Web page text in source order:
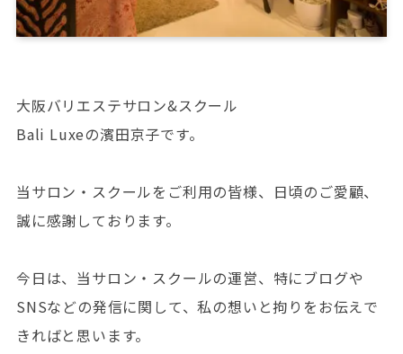
大阪バリエステサロン&スクール
Bali Luxeの濱田京子です。
当サロン・スクールをご利用の皆様、日頃のご愛顧、
誠に感謝しております。
今日は、当サロン・スクールの運営、特にブログや
SNSなどの発信に関して、私の想いと拘りをお伝えで
きればと思います。